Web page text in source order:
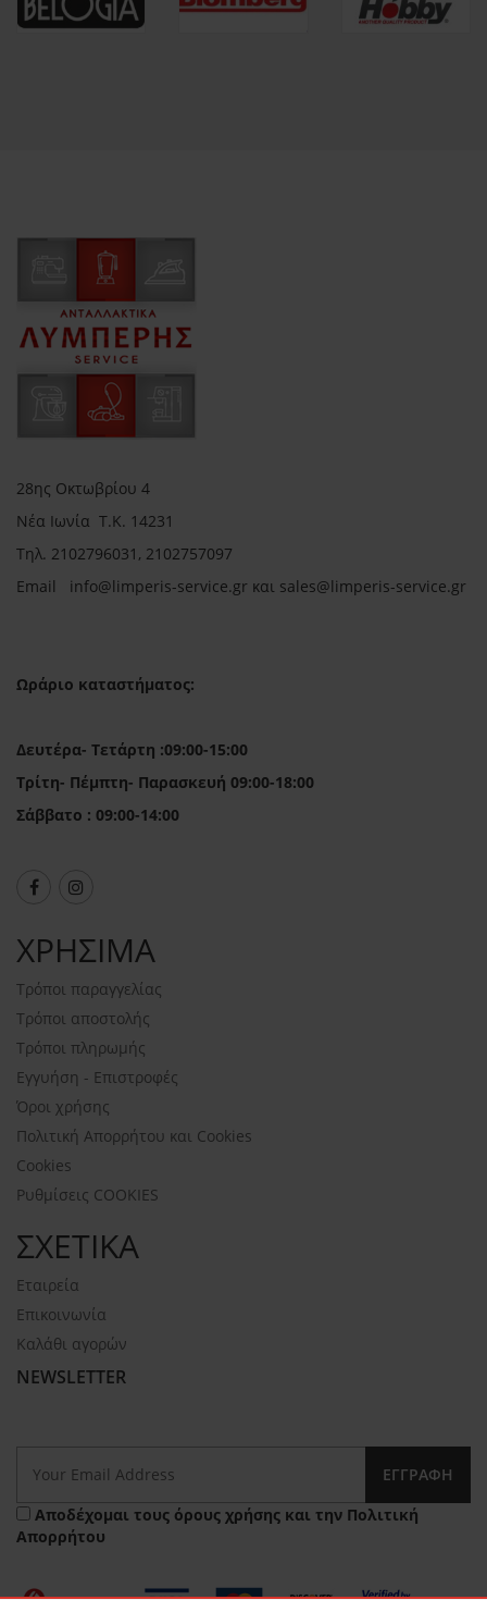
28ης Οκτωβρίου 4
Νέα Ιωνία Τ.Κ. 14231
Τηλ. 2102796031, 2102757097
Email info@limperis-service.gr και sales@limperis-service.gr
Ωράριο καταστήματος:
Δευτέρα- Τετάρτη :09:00-15:00
Τρίτη- Πέμπτη- Παρασκευή 09:00-18:00
Σάββατο : 09:00-14:00
ΧΡΗΣΙΜΑ
Τρόποι παραγγελίας
Τρόποι αποστολής
Τρόποι πληρωμής
Εγγυήση - Επιστροφές
Όροι χρήσης
Πολιτική Απορρήτου και Cookies
Cookies
Ρυθμίσεις COOKIES
ΣΧΕΤΙΚΑ
Εταιρεία
Επικοινωνία
Καλάθι αγορών
NEWSLETTER
ΕΓΓΡΑΦΉ
Αποδέχομαι τους όρους χρήσης και την Πολιτική
Απορρήτου